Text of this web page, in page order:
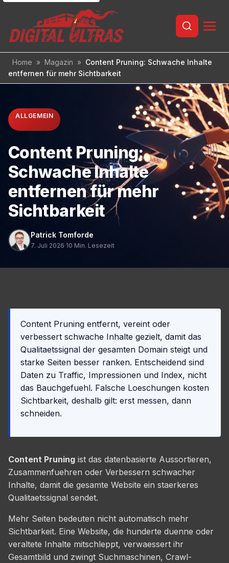
Inhalt
Home » Magazin » Content Pruning: Schwache Inhalte
entfernen für mehr Sichtbarkeit
ALLGEMEIN
Content Pruning:
Schwache Inhalte
entfernen für mehr
Sichtbarkeit
Patrick Tomforde
7. Juli 2026·10 Min. Lesezeit
Content Pruning entfernt, vereint oder
verbessert schwache Inhalte gezielt, damit das
Qualitaetssignal der gesamten Domain steigt und
starke Seiten besser ranken. Entscheidend sind
Daten zu Traffic, Impressionen und Index, nicht
das Bauchgefuehl. Falsche Loeschungen kosten
Sichtbarkeit, deshalb gilt: erst messen, dann
schneiden.
Content Pruning ist das datenbasierte Aussortieren,
Zusammenfuehren oder Verbessern schwacher
Inhalte, damit die gesamte Website ein staerkeres
Qualitaetssignal sendet.
Mehr Seiten bedeuten nicht automatisch mehr
Sichtbarkeit. Eine Website, die hunderte duenne oder
veraltete Inhalte mitschleppt, verwaessert ihr
Gesamtbild und zwingt Suchmaschinen, Crawl-